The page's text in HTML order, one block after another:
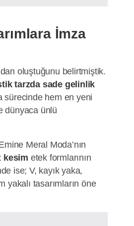
İmza
oluştuğunu belirtmiştik.
tarzda sade gelinlik
sürecinde hem en yeni
dünyaca ünlü
Meral Moda’nın
kesim etek formlarının
ise; V, kayık yaka,
yakalı tasarımların öne